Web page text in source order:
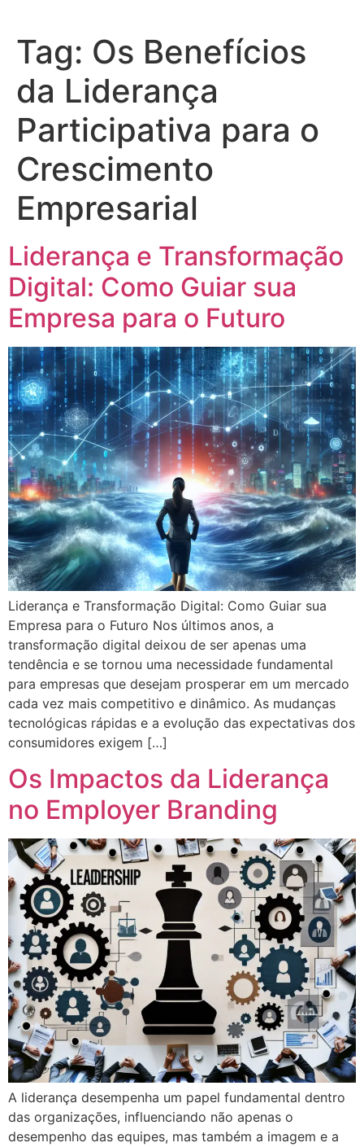
Tag: Os Benefícios
da Liderança
Participativa para o
Crescimento
Empresarial
Liderança e Transformação
Digital: Como Guiar sua
Empresa para o Futuro
Liderança e Transformação Digital: Como Guiar sua
Empresa para o Futuro Nos últimos anos, a
transformação digital deixou de ser apenas uma
tendência e se tornou uma necessidade fundamental
para empresas que desejam prosperar em um mercado
cada vez mais competitivo e dinâmico. As mudanças
tecnológicas rápidas e a evolução das expectativas dos
consumidores exigem […]
Os Impactos da Liderança
no Employer Branding
A liderança desempenha um papel fundamental dentro
das organizações, influenciando não apenas o
desempenho das equipes, mas também a imagem e a